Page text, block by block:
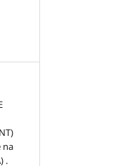
na
.